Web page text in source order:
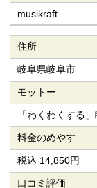
musikraft
住所
岐阜県岐阜市
モットー
「わくわくする
料金のめやす
税込 14,850円
口コミ評価